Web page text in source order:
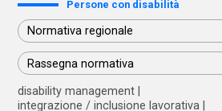
Persone con disabilità
Normativa regionale
Rassegna normativa
disability management
integrazione / inclusione lavorativa